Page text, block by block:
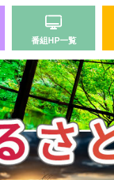
番組HP一覧